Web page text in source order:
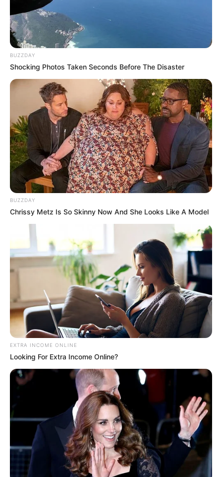
Foram entregues equipamentos para Agentes
Comunitários de Saúde e milhares de tablets para estudantes da
rede estadual.
estudantes em Zé Doca.
Publicado
noJASB
19.março.2026.Atualizado em20.março.2026.
WhatsApp: Rede do JASB |OGoverno do Maranhãorealizou a
entrega de kits de trabalho paraAgentes Comunitários de Saúde
e tablets para estudantes da rede pública em Zé Doca, em agenda
oficial realizada no município.
-ad3
A ação integra políticas públicas
voltadas à Atenção Primária em
Saúde e à inclusão digital na educação.
Ação integra estratégia de fortalecimento da saúde e
educação
A iniciativa ocorreu duranteagenda institucional do governo
estadual
, que incluiu investimentos simultâneos nas áreas de
Saúde Pública e educação
.
Foram entregues equipamentos para Agentes Comunitários de
Saúde e
milhares de tablets para estudantes da rede estadual
dentro de programas estruturantes do governo.
BUZZDAY
Shocking Photos Taken Seconds Before The Disaster
BUZZDAY
Chrissy Metz Is So Skinny Now And She Looks Like A Model
EXTRA INCOME ONLINE
Looking For Extra Income Online?